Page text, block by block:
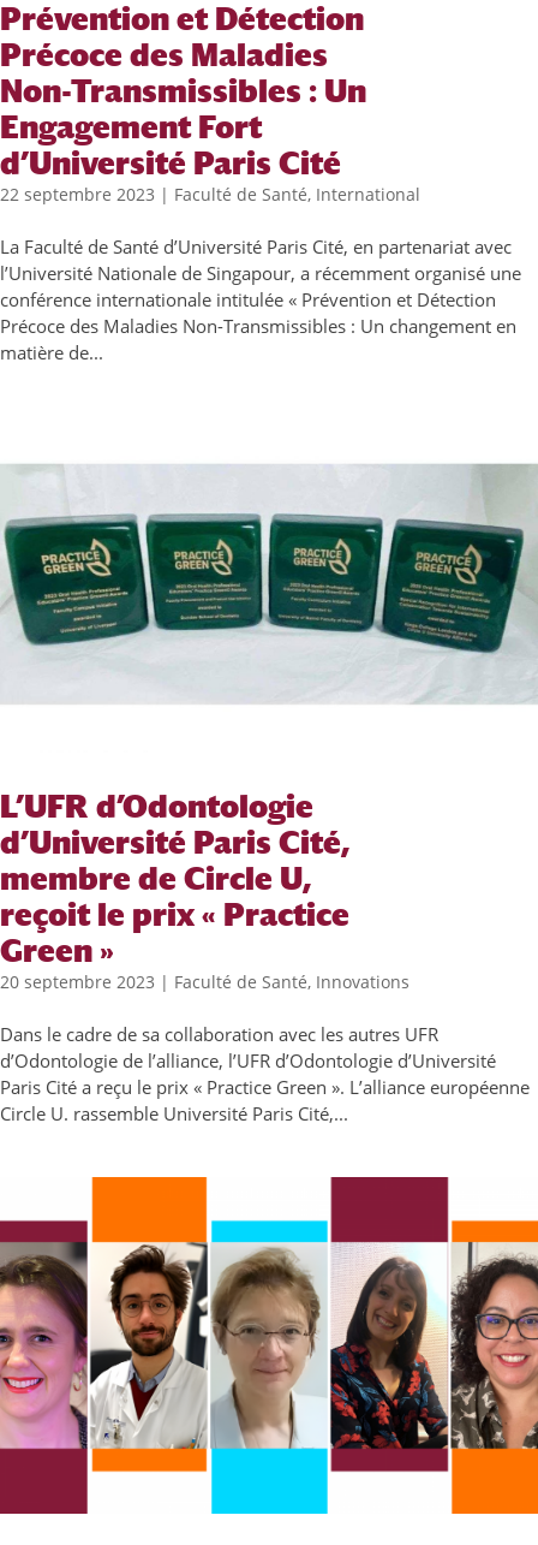
Prévention et Détection
Précoce des Maladies
Non-Transmissibles : Un
Engagement Fort
d’Université Paris Cité
22 septembre 2023 | Faculté de Santé, International
La Faculté de Santé d’Université Paris Cité, en partenariat avec
l’Université Nationale de Singapour, a récemment organisé une
conférence internationale intitulée « Prévention et Détection
Précoce des Maladies Non-Transmissibles : Un changement en
matière de...
L’UFR d’Odontologie
d’Université Paris Cité,
membre de Circle U,
reçoit le prix « Practice
Green »
20 septembre 2023 | Faculté de Santé, Innovations
Dans le cadre de sa collaboration avec les autres UFR
d’Odontologie de l’alliance, l’UFR d’Odontologie d’Université
Paris Cité a reçu le prix « Practice Green ». L’alliance européenne
Circle U. rassemble Université Paris Cité,...